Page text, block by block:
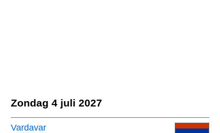
Zondag 4 juli 2027
Vardavar